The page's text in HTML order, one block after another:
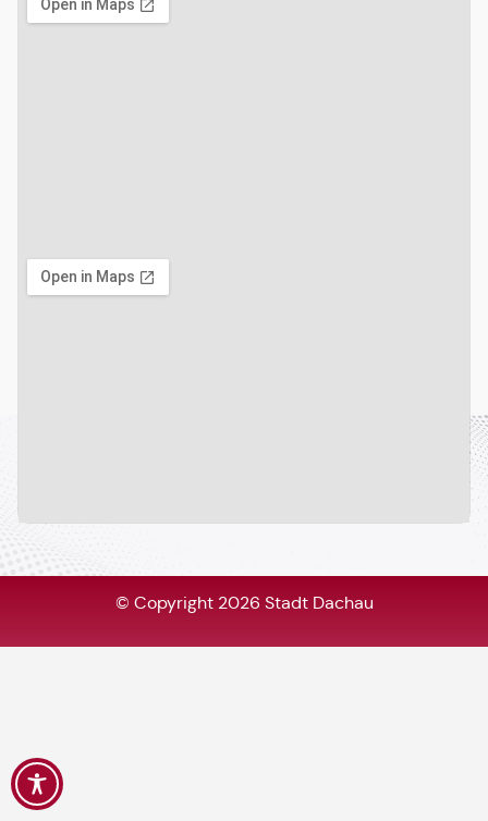
© Copyright 2026 Stadt Dachau